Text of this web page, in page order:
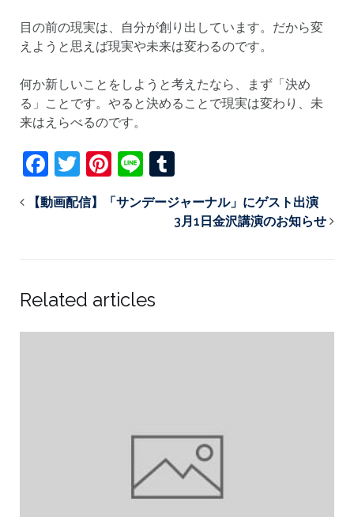
目の前の現実は、自分が創り出しています。だから変
えようと思えば現実や未来は変わるのです。
何か新しいことをしようと考えたなら、まず「決め
る」ことです。やると決めることで現実は変わり、未
来はえらべるのです。
Facebook
Twitter
Pinterest
Line
【動画配信】「サンデージャーナル」にゲスト出演
3月1日金沢講演のお知らせ
Related articles